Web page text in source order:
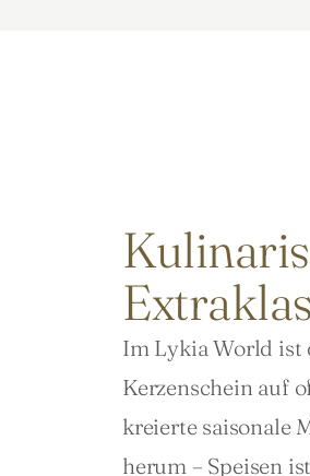
Im Lykia World ist
Kerzenschein auf
kreierte saisonale
herum – Speisen